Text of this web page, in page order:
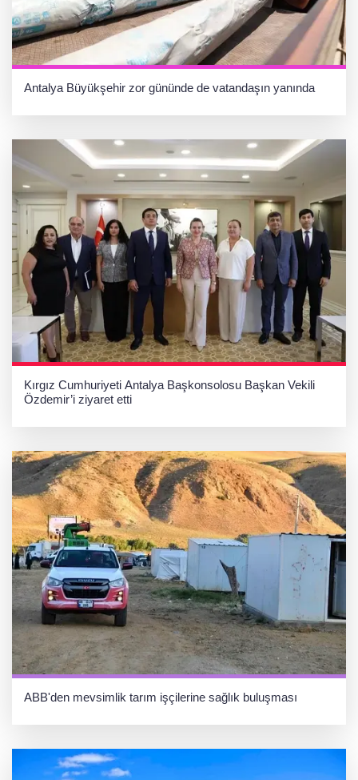
Antalya Büyükşehir zor gününde de vatandaşın yanında
Kırgız Cumhuriyeti Antalya Başkonsolosu Başkan Vekili
Özdemir’i ziyaret etti
ABB'den mevsimlik tarım işçilerine sağlık buluşması